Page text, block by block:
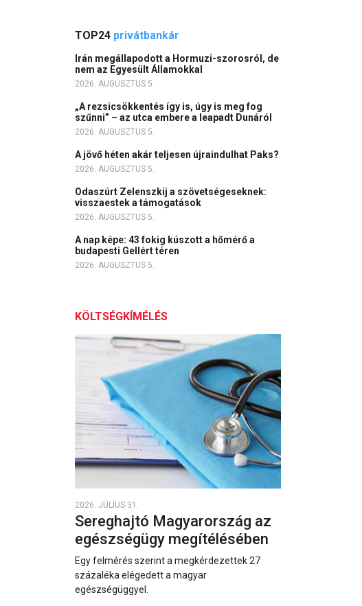
TOP24 privátbankár
Irán megállapodott a Hormuzi-szorosról, de
nem az Egyesült Államokkal
2026. AUGUSZTUS 5.
„A rezsicsökkentés így is, úgy is meg fog
szűnni” – az utca embere a leapadt Dunáról
2026. AUGUSZTUS 5.
A jövő héten akár teljesen újraindulhat Paks?
2026. AUGUSZTUS 5.
Odaszúrt Zelenszkij a szövetségeseknek:
visszaestek a támogatások
2026. AUGUSZTUS 5.
A nap képe: 43 fokig kúszott a hőmérő a
budapesti Gellért téren
2026. AUGUSZTUS 5.
KÖLTSÉGKÍMÉLÉS
2026. JÚLIUS 31.
Sereghajtó Magyarország az
egészségügy megítélésében
Egy felmérés szerint a megkérdezettek 27
százaléka elégedett a magyar
egészségüggyel.